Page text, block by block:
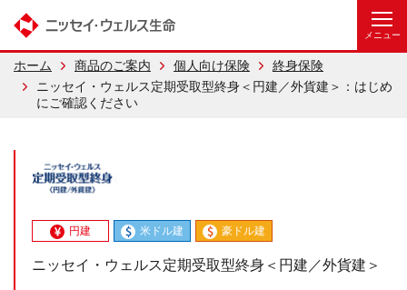
ホーム 商品のご案内 個人向け保険
終身保険
ニッセイ・ウェルス定期受取型終身＜円建／外貨建＞：はじめ
にご確認ください
円建 米ドル建 豪ドル建
ニッセイ・ウェルス定期受取型終身＜円建／外貨建＞